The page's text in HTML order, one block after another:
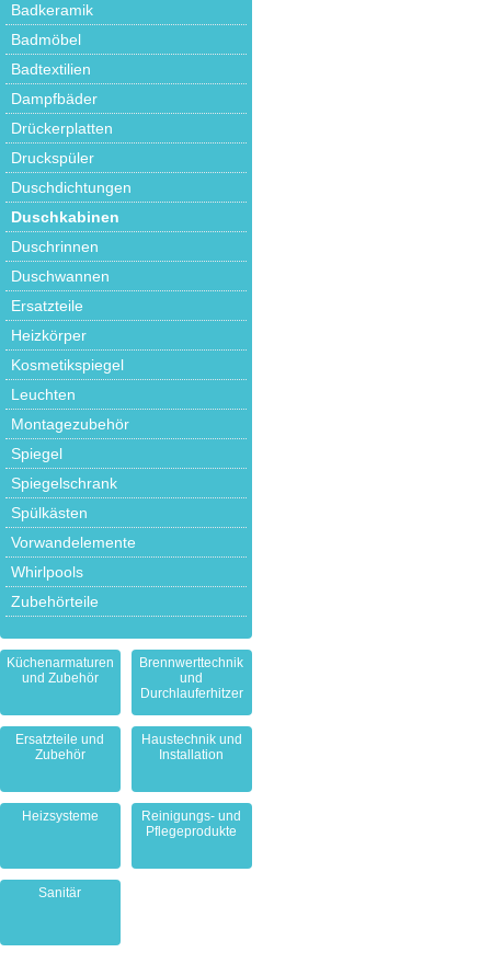
Badkeramik
Badmöbel
Badtextilien
Dampfbäder
Drückerplatten
Druckspüler
Duschdichtungen
Duschkabinen
Duschrinnen
Duschwannen
Ersatzteile
Heizkörper
Kosmetikspiegel
Leuchten
Montagezubehör
Spiegel
Spiegelschrank
Spülkästen
Vorwandelemente
Whirlpools
Zubehörteile
Küchenarmaturen
und Zubehör
Brennwerttechnik
und
Durchlauferhitzer
Ersatzteile und
Zubehör
Haustechnik und
Installation
Heizsysteme
Reinigungs- und
Pflegeprodukte
Sanitär